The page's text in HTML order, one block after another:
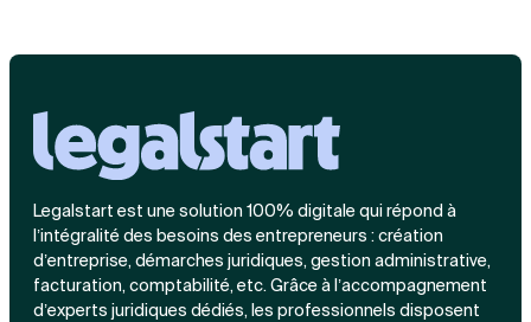
Legalstart est une solution 100% digitale qui répond à
l’intégralité des besoins des entrepreneurs : création
d’entreprise, démarches juridiques, gestion administrative,
facturation, comptabilité, etc. Grâce à l’accompagnement
d’experts juridiques dédiés, les professionnels disposent